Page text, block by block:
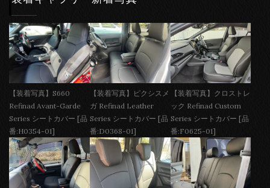
【装着写真】S660
Refinad Avant-Garde
Series シートカバー [品
番:H0354-01]
【装着写真】ピクシスメ
ガ Refinad Leather
Series シートカバー [品
番:D0368-01]
【装着写真】クロストレ
ック Refinad Custom
Series シートカバー [品
番:F0625-01]